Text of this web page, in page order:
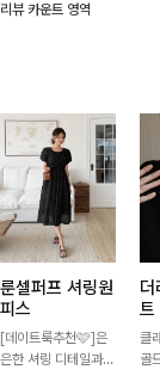
잔잔한 링클 텍스처
리뷰 카운트 영역
룬셀퍼프 셔링원
피스
[데이트룩추천🩷]은
은한 셔링 디테일과
더
트
클
골